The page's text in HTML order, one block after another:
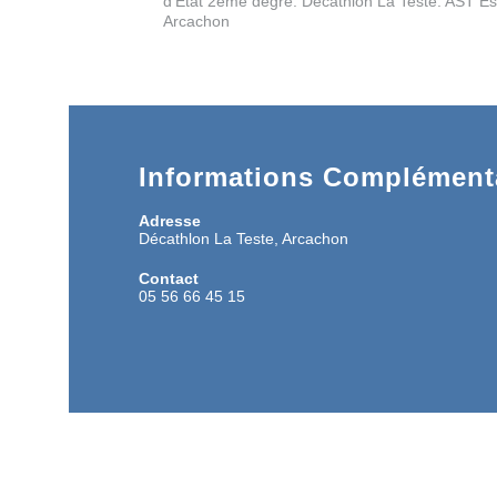
Arcachon
Informations
Adresse
Décathlon La Teste, Arcachon
Contact
05 56 66 45 15